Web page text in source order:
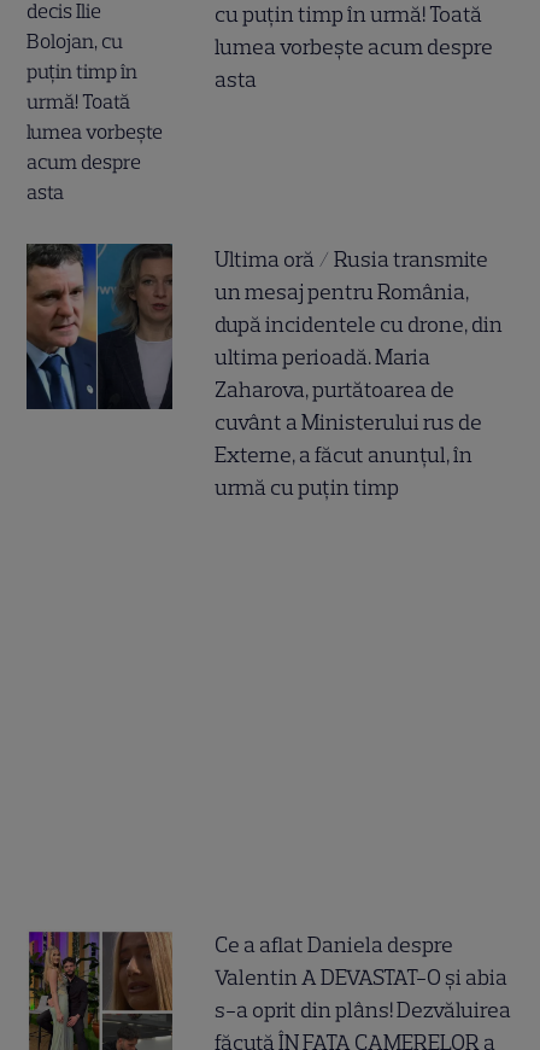
cu puțin timp în urmă! Toată
lumea vorbește acum despre
asta
Ultima oră / Rusia transmite
un mesaj pentru România,
după incidentele cu drone, din
ultima perioadă. Maria
Zaharova, purtătoarea de
cuvânt a Ministerului rus de
Externe, a făcut anunțul, în
urmă cu puțin timp
Ce a aflat Daniela despre
Valentin A DEVASTAT-O și abia
s-a oprit din plâns! Dezvăluirea
făcută ÎN FAȚA CAMERELOR a